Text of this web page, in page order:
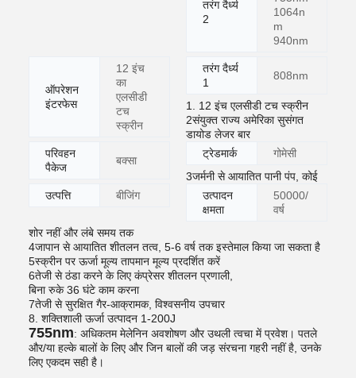
तरंग दैर्ध्य
2
1064n
m
940nm
ऑपरेशन
इंटरफेस
12 इंच
का
एलसीडी
टच
स्क्रीन
तरंग दैर्ध्य
1
808nm
परिवहन
पैकेज
बक्सा
ट्रेडमार्क गोमेसी
उत्पत्ति बीजिंग
उत्पादन
क्षमता
50000/
वर्ष
1. 12 इंच एलसीडी टच स्क्रीन
2संयुक्त राज्य अमेरिका सुसंगत
डायोड लेजर बार
3जर्मनी से आयातित पानी पंप, कोई
शोर नहीं और लंबे समय तक
4जापान से आयातित शीतलन तत्व, 5-6 वर्ष तक इस्तेमाल किया जा सकता है
5स्क्रीन पर ऊर्जा मूल्य तापमान मूल्य प्रदर्शित करें
6तेजी से ठंडा करने के लिए कंप्रेसर शीतलन प्रणाली,
बिना रुके 36 घंटे काम करना
7तेजी से सुरक्षित गैर-आक्रामक, विश्वसनीय उपचार
8. शक्तिशाली ऊर्जा उत्पादन 1-200J
755nm: अधिकतम मेलेनिन अवशोषण और उथली त्वचा में प्रवेश। पतले
और/या हल्के बालों के लिए और जिन बालों की जड़ संरचना गहरी नहीं है, उनके
लिए एकदम सही है।